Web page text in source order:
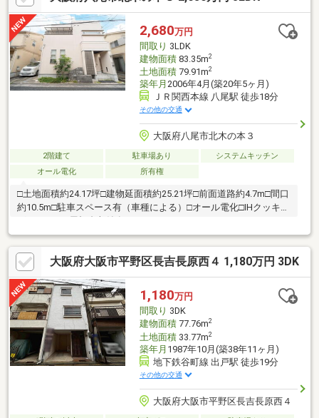
120ｍ（徒歩2分）・キリン堂薬局八尾長原店：約190ｍ（徒歩3
分）・平野六反郵便局：約500ｍ（徒歩7分） 等
2,680万円
間取り 3LDK
建物面積83.35m2
土地面積79.91m2
築年月 2006年4月(築20年5ヶ月)
ＪＲ関西本線 八尾駅 徒歩18分
その他の交通
大阪府八尾市北木の本３
2階建て 駐車場あり
システムキッチン
オール電化
所有権
□土地面積約24.17坪□建物延面積約25.21坪□前面道路約4.7m□間口
約10.5m□駐車スペース有（車種による）□オール電化□IHクッキン
大阪府大阪市平野区長吉長原西４ 1,180万円 3DK
1,180万円
間取り 3DK
建物面積77.76m2
土地面積33.77m2
築年月 1987年10月(築38年11ヶ月)
地下鉄谷町線 出戸駅 徒歩19分
その他の交通
大阪府大阪市平野区長吉長原西４